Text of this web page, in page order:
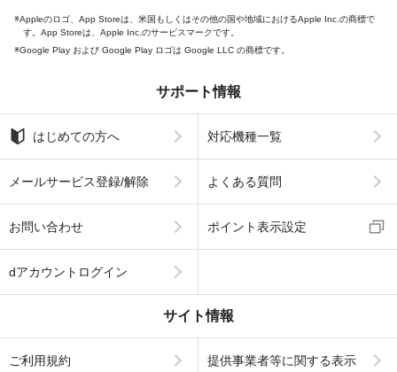
Appleのロゴ、App Storeは、米国もしくはその他の国や地域におけるApple Inc.の商標で
す。App Storeは、Apple Inc.のサービスマークです。
Google Play および Google Play ロゴは Google LLC の商標です。
サポート情報
はじめての方へ 対応機種一覧
メールサービス登録/解除 よくある質問
お問い合わせ ポイント表示設定
dアカウントログイン
サイト情報
ご利用規約 提供事業者等に関する表示